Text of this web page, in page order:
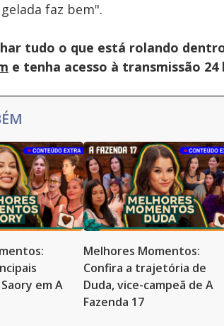
faz bem".
tudo o que está rolando
e tenha acesso à transmissão
em A
Melhores Momentos:
Confira a trajetória de
Duda, vice-campeã de A
Fazenda 17